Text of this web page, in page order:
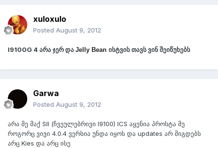
xuloxulo
Posted August 9, 2012
I9100G 4 არა ჯერ და Jelly Bean ისტვის თავს ვინ შეიწუხებს
Garwa
Posted August 9, 2012
არა მე მაქ SII (ჩვეულებრივი I9100) ICS აყენია პროსტა მე
როგორც ვივი 4.0.4 ვერსია უნდა იყოს და updates არ მიგდებს
არც Kies და არც ისე